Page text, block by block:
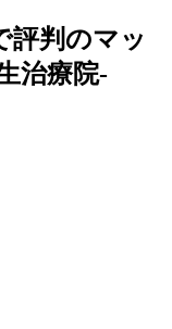
評判のマッ
治療院-